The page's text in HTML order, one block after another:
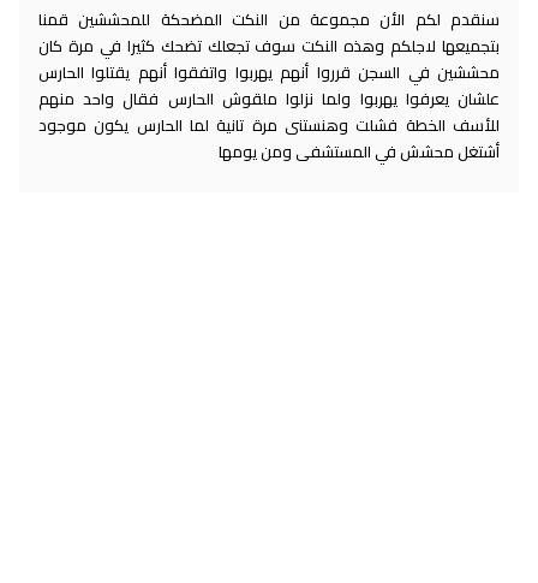
سنقدم لكم الأن مجموعة من النكت المضحكة للمحششين قمنا
بتجميعها لاجلكم وهذه النكت سوف تجعلك تضحك كثيرا في مرة كان
محششين في السجن قرروا أنهم يهربوا واتفقوا أنهم يقتلوا الحارس
علشان يعرفوا يهربوا ولما نزلوا ملقوش الحارس فقال واحد منهم
للأسف الخطة فشلت وهنستنى مرة تانية لما الحارس يكون موجود
أشتغل محشش في المستشفى ومن يومها